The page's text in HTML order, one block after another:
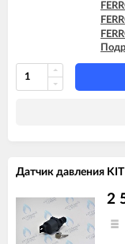
Датчик давления KIT
2